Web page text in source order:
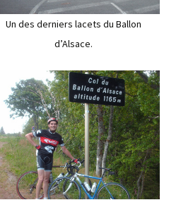
Un des derniers lacets du Ballon
d’Alsace.